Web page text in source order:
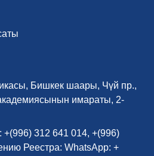
Бишкек шаары, Чүй пр.,
имараты, 2-
312 641 014, +(996)
Реестра: WhatsApp: +